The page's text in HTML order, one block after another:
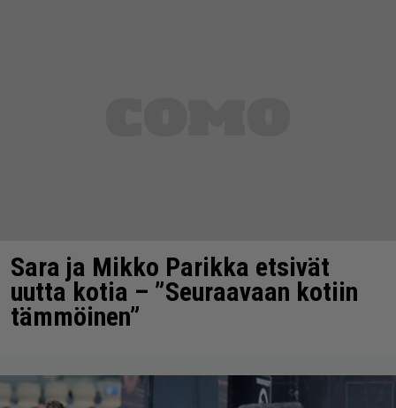
Sara ja Mikko Parikka etsivät
uutta kotia – ”Seuraavaan kotiin
tämmöinen”